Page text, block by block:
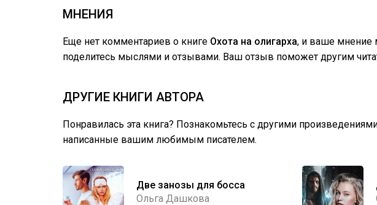
МНЕНИЯ
Еще нет комментариев о книге Охота на олигарха, и ваше мнение
поделитесь мыслями и отзывами. Ваш отзыв поможет другим
ДРУГИЕ КНИГИ АВТОРА
Понравилась эта книга? Познакомьтесь с другими
написанные вашим любимым писателем.
Две занозы для босса
Ольга Дашкова